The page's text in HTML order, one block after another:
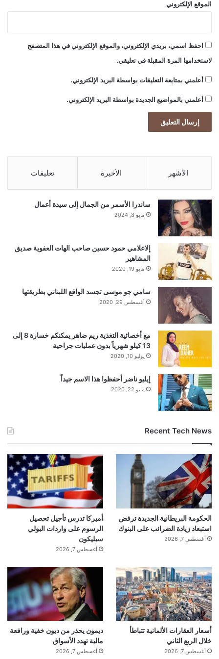
الموقع الإلكتروني
احفظ اسمي، بريدي الإلكتروني، والموقع الإلكتروني في هذا المتصفح
لاستخدامها المرة المقبلة في تعليقي.
أعلمني بمتابعة التعليقات بواسطة البريد الإلكتروني.
أعلمني بالمواضيع الجديدة بواسطة البريد الإلكتروني.
الأشهر الأخيرة تعليقات
ساندرا الأسمر من الجمال إلى سيدة أعمال
مايو 8, 2024
إلاعلامي حمود حسين صاحب الهات العفوية صديق
المشاهير
مايو 19, 2020
سامي جو موسى تجسد الواقع اللبناني بطريقتها
أغسطس 29, 2020
مع أخصائية التغذية ريم ضاهر يمكنكم خسارة 8 إلى
13 كيلو شهرياً بدون عمليات جراحية
يوليو 10, 2020
إيليو ناضر أحفظوا هذا الاسم جيداً
مايو 22, 2020
Recent Tech News
الحكومة البريطانية الجديدة ترفض
استبعاد زيادة الضرائب على البنوك
أغسطس 7, 2026
أميركا تدرس تأجيل تحصيل
الرسوم على واردات البولي
سيليكون
أغسطس 7, 2026
أسعار العقارات الألمانية تتباطأ
خلال الربع الثاني
أغسطس 7, 2026
ديمون يحذر من ديون خفية ورافعة
مالية تهدد الأسواق
أغسطس 7, 2026